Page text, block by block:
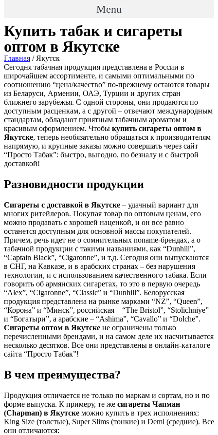
Menu
Купить табак и сигареты
оптом в Якутске
Главная / Якутск
Сегодня табачная продукция представлена в России в
широчайшем ассортименте, и самыми оптимальными по
соотношению “цена/качество” по-прежнему остаются товары
из Беларуси, Армении, ОАЭ, Турции и других стран
ближнего зарубежья. С одной стороны, они продаются по
доступным расценкам, а с другой – отвечают международным
стандартам, обладают приятным табачным ароматом и
красивым оформлением. Чтобы купить сигареты оптом в
Якутске, теперь необязательно обращаться к производителям
напрямую, и крупные заказы можно совершать через сайт
“Просто Табак”: быстро, выгодно, по безналу и с быстрой
доставкой!
Разновидности продукции
Сигареты с доставкой в Якутске – удачный вариант для
многих ритейлеров. Покупая товар по оптовым ценам, его
можно продавать с хорошей наценкой, и он все равно
останется доступным для основной массы покупателей.
Причем, речь идет не о сомнительных noname-брендах, а о
табачной продукции с такими названиями, как “Dunhill”,
“Captain Black”, “Cigaronne”, и т.д. Сегодня они выпускаются
в СНГ, на Кавказе, и в арабских странах – без нарушения
технологии, и с использованием качественного табака. Если
говорить об армянских сигаретах, то это в первую очередь
“Alex”, “Cigaronne”, “Classic” и “Dunhill”. Белорусская
продукция представлена на рынке марками “NZ”, “Queen”,
“Корона” и “Минск”, российская – “The Bristol”, “Stolichniye”
и “Богатыри”, а арабские – “Ashima”, “Cavallo” и “Dolche”.
Сигареты оптом в Якутске не ограничены только
перечисленными брендами, и на самом деле их насчитывается
несколько десятков. Все они представлены в онлайн-каталоге
сайта “Просто Табак”!
В чем преимущества?
Продукция отличается не только по маркам и сортам, но и по
форме выпуска. К примеру, те же сигареты Чапман
(Chapman) в Якутске можно купить в трех исполнениях:
King Size (толстые), Super Slims (тонкие) и Demi (средние). Все
они отличаются: